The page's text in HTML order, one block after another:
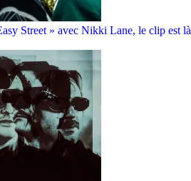
Street » avec Nikki Lane, le clip est là